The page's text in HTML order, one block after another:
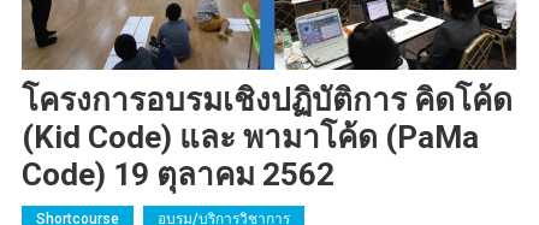
โครงการอบรมเชิงปฏิบัติการ คิดโค้ด
(Kid Code) และ พามาโค้ด (PaMa
Code) 19 ตุลาคม 2562
Shortcourse อบรม/บริการวิชาการ